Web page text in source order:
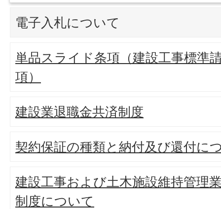
電子入札について
単品スライド条項（建設工事標準
項）
建設業退職金共済制度
契約保証の種類と納付及び還付に
建設工事および土木施設維持管理
制度について